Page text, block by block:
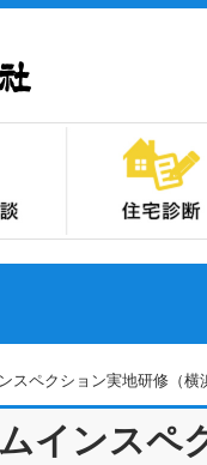
優先しましょう！
です！
おきましょう！
」しておきましょう！
にお任せください！
談は、当社の『空き家相
断なら、当社の『空き家
れない理由はさまざま。
た場合の譲渡所得税には
住宅診断とは
住宅診断の様子
住宅診断項目
不具合の実例集
料金表
注意事項
住宅を売却した
中古住宅を購入
ホームインスペ
ペクション実地研修（横
インスペ